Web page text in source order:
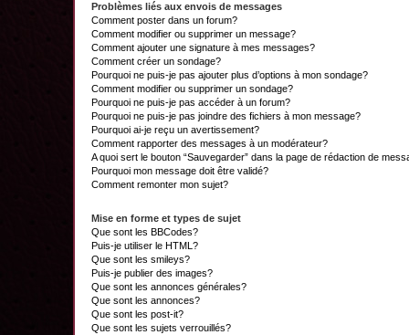
Problèmes liés aux envois de messages
Comment poster dans un forum?
Comment modifier ou supprimer un message?
Comment ajouter une signature à mes messages?
Comment créer un sondage?
Pourquoi ne puis-je pas ajouter plus d’options à mon sondage?
Comment modifier ou supprimer un sondage?
Pourquoi ne puis-je pas accéder à un forum?
Pourquoi ne puis-je pas joindre des fichiers à mon message?
Pourquoi ai-je reçu un avertissement?
Comment rapporter des messages à un modérateur?
A quoi sert le bouton “Sauvegarder” dans la page de rédaction de
Pourquoi mon message doit être validé?
Comment remonter mon sujet?
Mise en forme et types de sujet
Que sont les BBCodes?
Puis-je utiliser le HTML?
Que sont les smileys?
Puis-je publier des images?
Que sont les annonces générales?
Que sont les annonces?
Que sont les post-it?
Que sont les sujets verrouillés?